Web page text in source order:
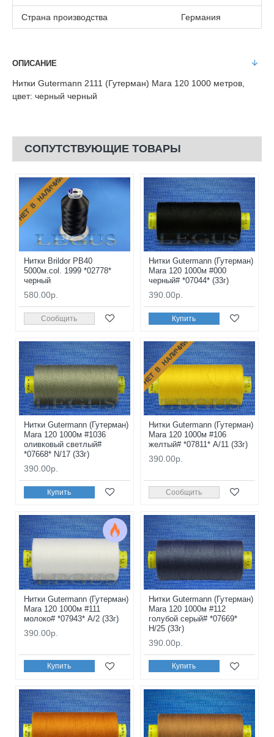
Страна производства Германия
ОПИСАНИЕ
Нитки Gutermann 2111 (Гутерман) Mara 120 1000 метров,
цвет: черный черный
СОПУТСТВУЮЩИЕ ТОВАРЫ
НЕТ В НАЛИЧИИ
Нитки Brildor PB40
5000м.col. 1999 *02778*
черный
580.00р.
Сообщить
Нитки Gutermann (Гутерман)
Mara 120 1000м #000
черный# *07044* (33г)
390.00р.
Купить
Нитки Gutermann (Гутерман)
Mara 120 1000м #1036
оливковый светлый#
*07668* N/17 (33г)
390.00р.
Купить
НЕТ В НАЛИЧИИ
Нитки Gutermann (Гутерман)
Mara 120 1000м #106
желтый# *07811* A/11 (33г)
390.00р.
Сообщить
Нитки Gutermann (Гутерман)
Mara 120 1000м #111
молоко# *07943* A/2 (33г)
390.00р.
Купить
Нитки Gutermann (Гутерман)
Mara 120 1000м #112
голубой серый# *07669*
H/25 (33г)
390.00р.
Купить